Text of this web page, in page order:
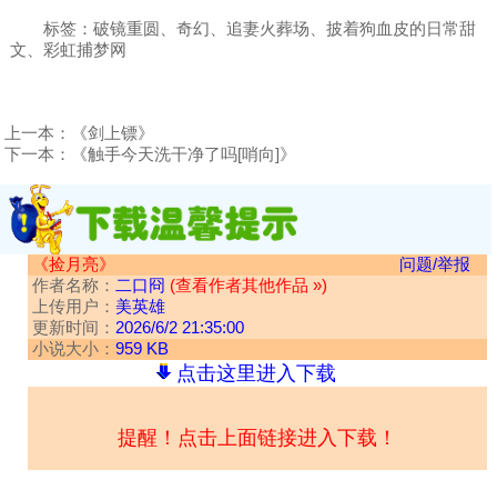
标签：破镜重圆、奇幻、追妻火葬场、披着狗血皮的日常甜
文、彩虹捕梦网
上一本：
《剑上镖》
下一本：
《触手今天洗干净了吗[哨向]》
《捡月亮》
问题/举报
作者名称： 二口冏 (查看作者其他作品 »)
上传用户： 美英雄
更新时间： 2026/6/2 21:35:00
小说大小： 959 KB
点击这里进入下载
提醒！点击上面链接进入下载！